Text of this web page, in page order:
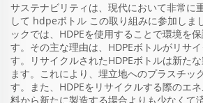
サステナビリティは、現代において非常に
して hdpeボトル この取り組みに参加しま
ックでは、HDPEを使用することで環境を
す。その主な理由は、HDPEボトルがリサ
す。リサイクルされたHDPEボトルは新た
ます。これにより、埋立地へのプラスチッ
す。また、HDPEをリサイクルする際のエ
料から新たに製造する場合よりも少なくて